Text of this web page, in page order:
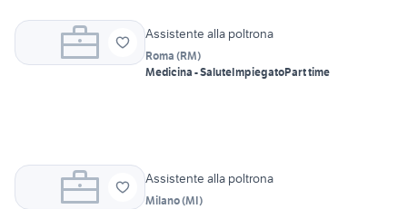
Assistente alla poltrona
Roma (RM)
Medicina - SaluteImpiegatoPart time
Assistente alla poltrona
Milano(MI)